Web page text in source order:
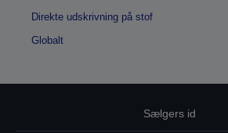
Direkte udskrivning på stof
Globalt
Sælgers id